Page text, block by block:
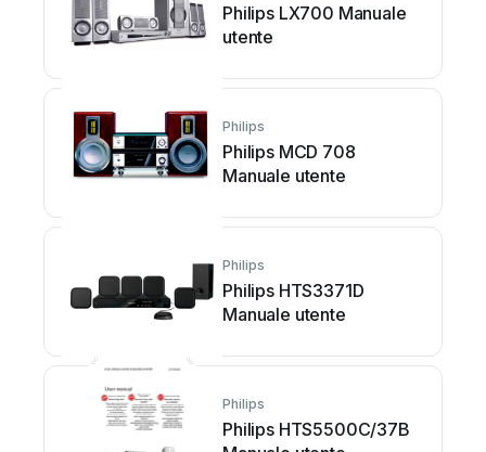
Philips LX700 Manuale
utente
Philips
Philips MCD 708
Manuale utente
Philips
Philips HTS3371D
Manuale utente
Philips
Philips HTS5500C/37B